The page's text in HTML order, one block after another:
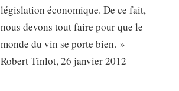
législation économique. De ce fait,
nous devons tout faire pour que le
monde du vin se porte bien. »
Robert Tinlot, 26 janvier 2012